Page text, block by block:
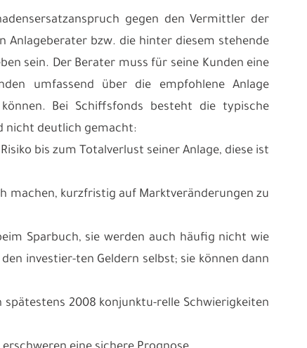
gegen den Vermittler der
Anlageberater bzw. die hinter diesem stehende
sein. Der Berater muss für seine Kunden eine
umfassend über die empfohlene Anlage
Bei Schiffsfonds besteht die typische
nicht deutlich gemacht:
bis zum Totalverlust seiner Anlage, diese ist
machen, kurzfristig auf Marktveränderungen zu
Sparbuch, sie werden auch häufig nicht wie
investier-ten Geldern selbst; sie können dann
2008 konjunktu-relle Schwierigkeiten